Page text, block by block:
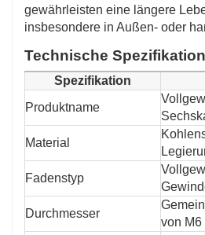
gewährleisten eine längere
insbesondere in Außen- oder
Technische
Spezifikation
Produktname
Material
Fadenstyp
Durchmesser
von M6